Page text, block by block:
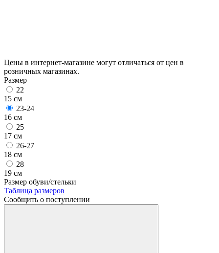
Цены в интернет-магазине могут отличаться от цен в
розничных магазинах.
Размер
22
15 см
23-24
16 см
25
17 см
26-27
18 см
28
19 см
Размер обуви/стельки
Таблица размеров
Сообщить о поступлении